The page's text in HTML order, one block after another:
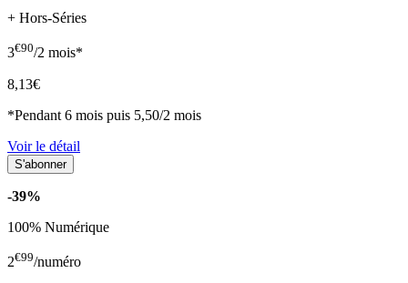
+ Hors-Séries
3€90/2 mois*
8,13€
*Pendant 6 mois puis 5,50/2 mois
Voir le détail
-39%
100% Numérique
2€99/numéro